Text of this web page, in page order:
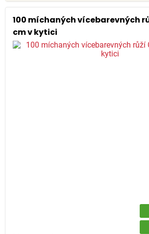
100 míchaných vícebarevných
cm v kytici